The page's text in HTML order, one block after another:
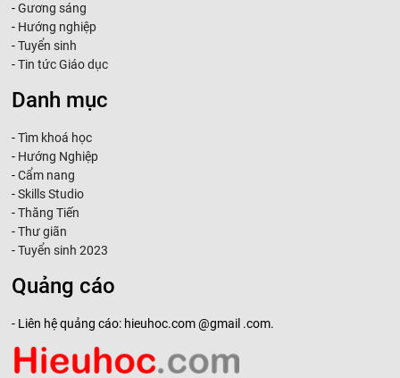
-Gương sáng
- Hướng nghiệp
-Tuyển sinh
-Tin tức Giáo dục
Danh mục
-Tìm khoá học
- Hướng Nghiệp
-Cẩm nang
-Skills Studio
-Thăng Tiến
-Thư giãn
-Tuyển sinh 2023
Quảng cáo
- Liên hệ quảng cáo: hieuhoc.com @gmail .com.